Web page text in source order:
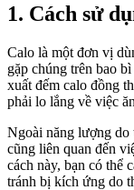
1. Cách sử
Calo là một đơn vị
gặp chúng trên bao
xuất đếm calo đồng
phải lo lắng về việc
Ngoài năng lượng do
cũng liên quan đến
cách này, bạn có thể
tránh bị kích ứng do